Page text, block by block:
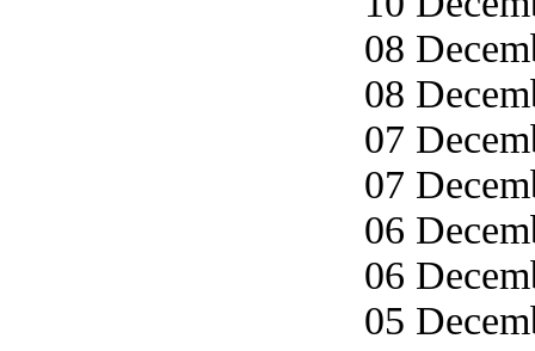
08
08
07
07
06
06
05